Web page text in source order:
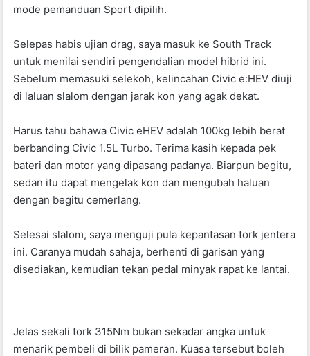
mode pemanduan Sport dipilih.
Selepas habis ujian drag, saya masuk ke South Track
untuk menilai sendiri pengendalian model hibrid ini.
Sebelum memasuki selekoh, kelincahan Civic e:HEV diuji
di laluan slalom dengan jarak kon yang agak dekat.
Harus tahu bahawa Civic eHEV adalah 100kg lebih berat
berbanding Civic 1.5L Turbo. Terima kasih kepada pek
bateri dan motor yang dipasang padanya. Biarpun begitu,
sedan itu dapat mengelak kon dan mengubah haluan
dengan begitu cemerlang.
Selesai slalom, saya menguji pula kepantasan tork jentera
ini. Caranya mudah sahaja, berhenti di garisan yang
disediakan, kemudian tekan pedal minyak rapat ke lantai.
Jelas sekali tork 315Nm bukan sekadar angka untuk
menarik pembeli di bilik pameran. Kuasa tersebut boleh